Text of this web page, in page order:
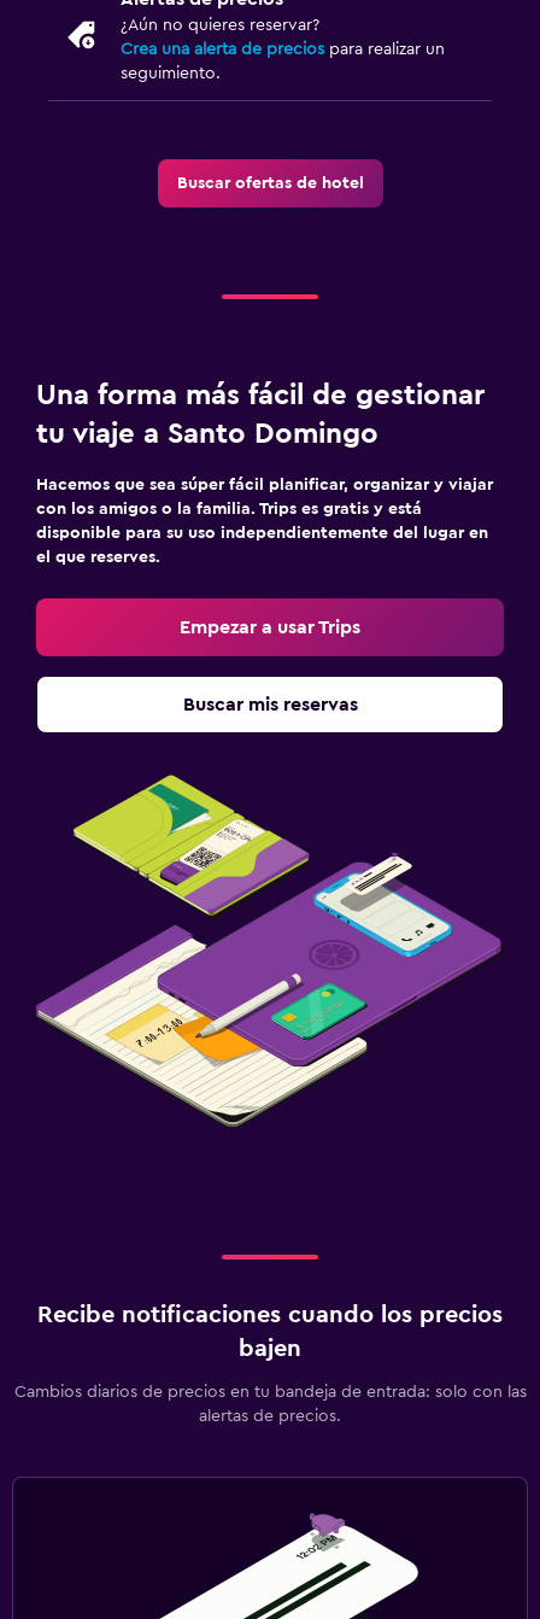
¿Aún no quieres reservar?
Crea una alerta de precios para realizar un
seguimiento.
Buscar ofertas de hotel
Una forma más fácil de gestionar
tu viaje a Santo Domingo
Hacemos que sea súper fácil planificar, organizar y viajar
con los amigos o la familia. Trips es gratis y está
disponible para su uso independientemente del lugar en
el que reserves.
Empezar a usar Trips
Buscar mis reservas
Recibe notificaciones cuando los precios
bajen
Cambios diarios de precios en tu bandeja de entrada: solo con las
alertas de precios.